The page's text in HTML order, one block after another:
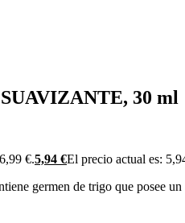
30 ml
€.5,94 €El precio actual es:
germen de trigo que posee